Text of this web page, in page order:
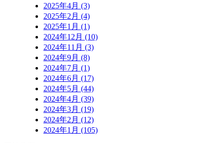
2025年4月 (3)
2025年2月 (4)
2025年1月 (1)
2024年12月 (10)
2024年11月 (3)
2024年9月 (8)
2024年7月 (1)
2024年6月 (17)
2024年5月 (44)
2024年4月 (39)
2024年3月 (19)
2024年2月 (12)
2024年1月 (105)